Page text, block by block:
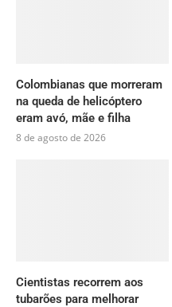
Colombianas que morreram
na queda de helicóptero
eram avó, mãe e filha
8 de agosto de 2026
Cientistas recorrem aos
tubarões para melhorar